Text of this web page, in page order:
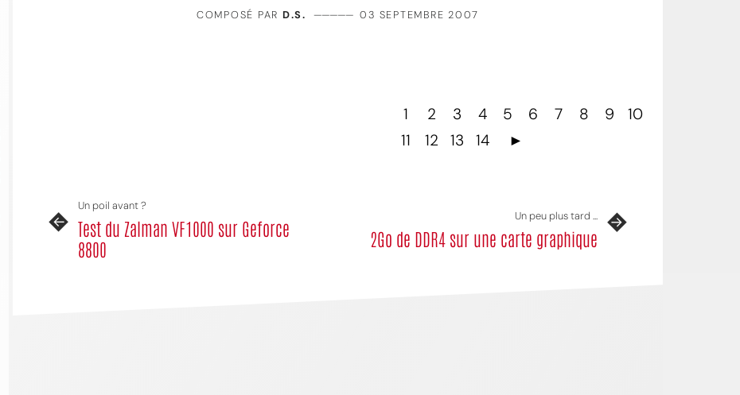
COMPOSÉ PAR D.S. ————— 03 SEPTEMBRE 2007
1 2 3 4 5 6 7 8 9
10
11
12 13 14 ►
Un poil avant ?
Test du Zalman VF1000 sur Geforce
8800
Un peu plus tard ...
2Go de DDR4 sur une carte graphique